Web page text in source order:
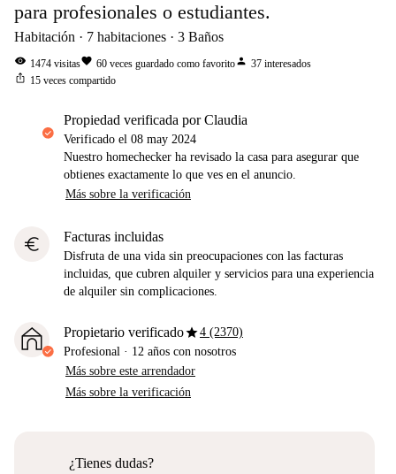
para profesionales o estudiantes.
Habitación 7 habitaciones 3 Baños
visibility 1474 visitasfavorite 60 veces guardado como favoritoperson 37 interesados
ios_share 15 veces compartido
propiedad verificada por Claudia
Verificado el 08 may 2024
Nuestro homechecker ha revisado la casa para asegurar que
obtienes exactamente lo que ves en el anuncio.
Más sobre la verificación
euro Facturas incluidas
Disfruta de una vida sin preocupaciones con las facturas
incluidas, que cubren alquiler y servicios para una experiencia
de alquiler sin complicaciones.
Propietario verificadostar4 (2370)
Profesional · 12 años con nosotros
Más sobre este arrendador
Más sobre la verificación
¿Tienes dudas?